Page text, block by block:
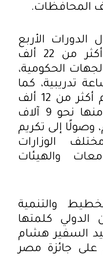
المحافظات.
الدورات الأربع
للجائزة، تم تدريب أكثر من 22 ألف
الحكومية،
ألف ساعة تدريبية، كما
شهدت الجائزة تقدم أكثر من 12 ألف
طلب ترشح، تأهل منها نحو 9 آلاف
وصولًا إلى تكريم
الوزارات
والهيئات
والتنمية
الدولي كلمتها
السفير هشام
على جائزة مصر